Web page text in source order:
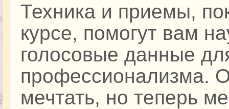
Техника и приемы,
курсе, помогут вам
голосовые данные
профессионализма.
мечтать, но теперь